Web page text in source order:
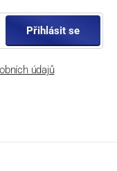
Přihlásit se
údajů